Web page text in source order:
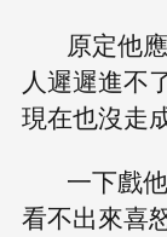
原定他
人遲遲進不
現在也沒走成
一下戲
看不出來喜怒